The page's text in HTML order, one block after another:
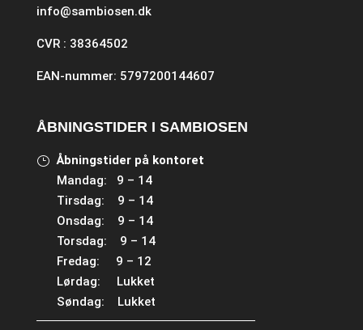
info@sambiosen.dk
CVR : 38364502
EAN-nummer: 5797200144607
ÅBNINGSTIDER I SAMBIOSEN
Åbningstider på kontoret
Mandag: 9 – 14
Tirsdag: 9 – 14
Onsdag: 9 – 14
Torsdag: 9 – 14
Fredag: 9 – 12
Lørdag: Lukket
Søndag: Lukket